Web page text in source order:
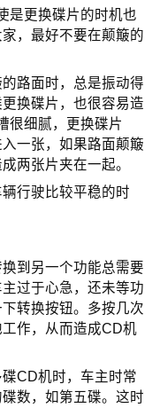
是更换碟片的时机也
，最好不要在颠簸的
路面时，总是振动得
换碟片，也很容易造
很细腻，更换碟片
一张，如果路面颠簸
两张片夹在一起。
行驶比较平稳的时
到另一个功能总需要
过于心急，还未等功
转换按钮。多按几次
作，从而造成CD机
CD机时，车主时常
数，如第五碟。这时